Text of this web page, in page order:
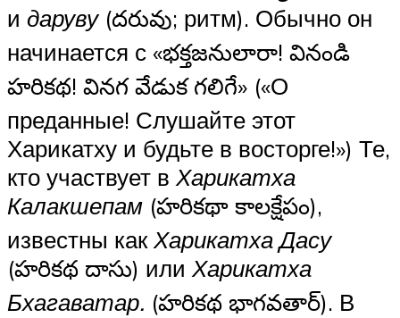
и даруву(దరువు; ритм). Обычно он
начинается с «భక్తజనులారా! వినండి
హరికథ! వినగ వేడుక గలిగే» («О
преданные! Слушайте этот
Харикатху и будьте в восторге!») Те,
кто участвует в Харикатха
Калакшепам (హరికథా కాలక్షేపం),
известны какХарикатха Дасу
(హరికథ దాసు) или Харикатха
Бхагаватар. (హరికథ భాగవతార్). В